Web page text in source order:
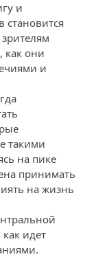
и
становится
как они
и
такими
на пике
принимать
на жизнь
идет